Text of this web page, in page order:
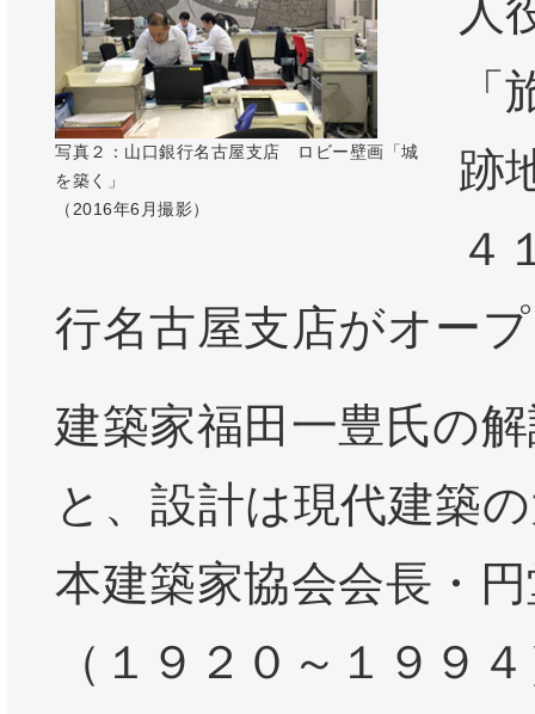
写真２：山口銀行名古屋支店 ロビー壁画「城
を築く」
（2016年6月撮影）
人
跡
４
行名古屋支店がオー
建築家福田一豊氏の
と、設計は現代建築
本建築家協会会長・
（１９２０～１９９